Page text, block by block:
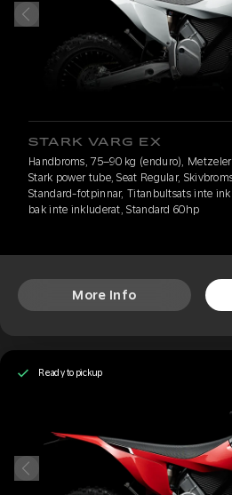
STARK VARG EX
Handbroms, 75–90 kg (enduro),
Stark power tube, Seat Regular,
Standard-fotpinnar, Titanbultsats inte
bak inte inkluderat, Standard 60hp
More Info
Ready to pickup